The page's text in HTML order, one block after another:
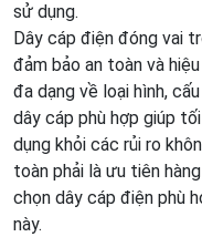
sử dụng.
Dây cáp điện đóng vai
đảm bảo an toàn và
đa dạng về loại hình,
dây cáp phù hợp giúp
dụng khỏi các rủi ro
toàn phải là ưu tiên
chọn dây cáp điện phù
này.